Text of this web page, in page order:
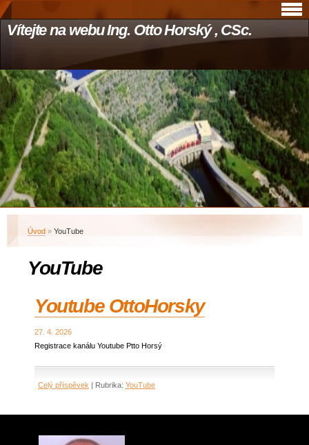
Vítejte na webu Ing. Otto Horský , CSc.
Úvod » YouTube
YouTube
Youtube OttoHorsky
27. 4. 2026
Registrace kanálu Youtube Ptto Horsý
Celý příspěvek | Rubrika: YouTube